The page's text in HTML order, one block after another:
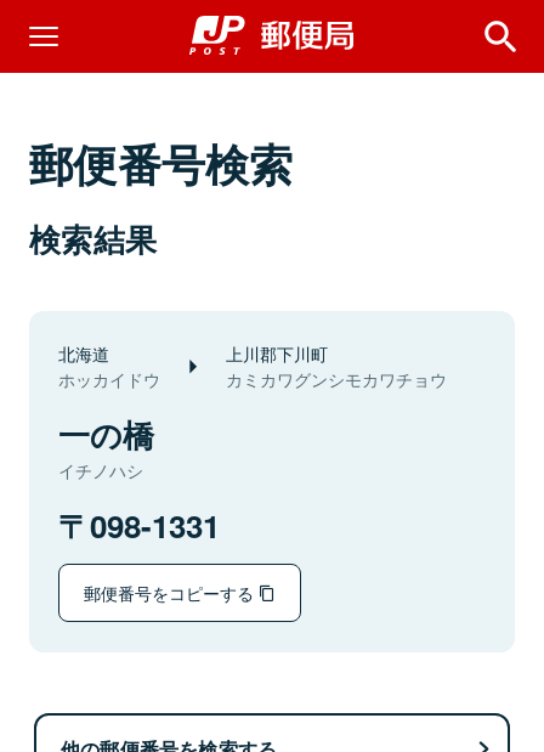
郵便番号検索
検索結果
北海道
ホッカイドウ
上川郡下川町
カミカワグンシモカワチョウ
一の橋
イチノハシ
098-1331
郵便番号をコピーする